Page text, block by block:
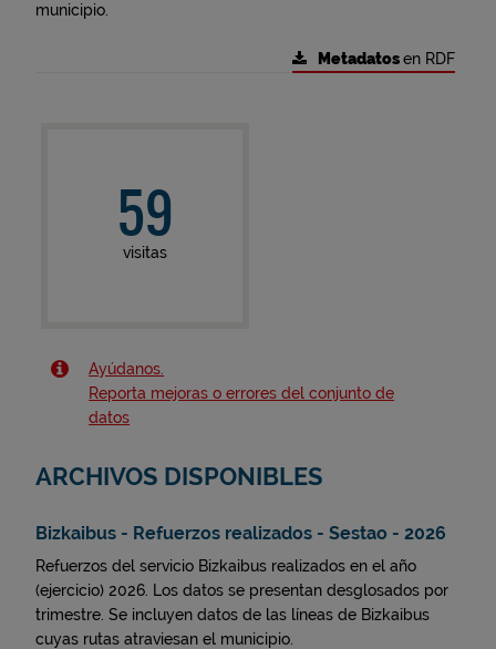
municipio.
Metadatosen RDF
59
visitas
Ayúdanos.
Reporta mejoras o errores del conjunto de
datos
ARCHIVOS DISPONIBLES
Bizkaibus - Refuerzos realizados - Sestao - 2026
Refuerzos del servicio Bizkaibus realizados en el año
(ejercicio) 2026. Los datos se presentan desglosados por
trimestre. Se incluyen datos de las líneas de Bizkaibus
cuyas rutas atraviesan el municipio.